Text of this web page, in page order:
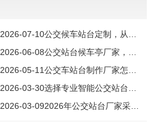
2026-07-10公交候车站台定制，从千城一面到一站一景
2026-06-08公交站台候车亭厂家，匠心铸就城市智慧风景线
2026-05-11公交车站台制作厂家怎么选，深度拆解创美5大核心优势
2026-03-30选择专业智能公交站台厂家，助力城市交通数字化升级
2026-03-092026年公交站台厂家采购指南